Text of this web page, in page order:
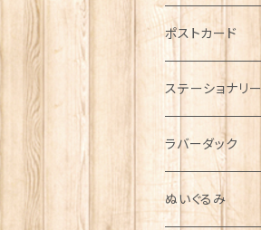
音楽＆楽器
ARMY
ポストカード
ステーショナリー
ラバーダック
ぬいぐるみ